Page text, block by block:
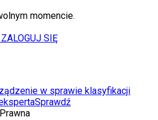
momencie.
SIĘ
w sprawie klasyfikacji
Sprawdź